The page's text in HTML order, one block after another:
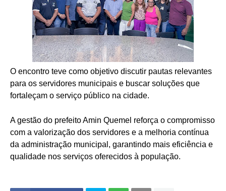
O encontro teve como objetivo discutir pautas relevantes
para os servidores municipais e buscar soluções que
fortaleçam o serviço público na cidade.
A gestão do prefeito Amin Quemel reforça o compromisso
com a valorização dos servidores e a melhoria contínua
da administração municipal, garantindo mais eficiência e
qualidade nos serviços oferecidos à população.